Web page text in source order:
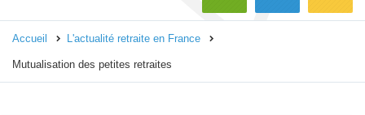
Accueil L'actualité retraite en France
Mutualisation des petites retraites